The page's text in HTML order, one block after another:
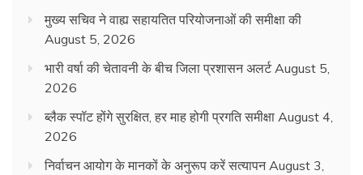
मुख्य सचिव ने वाह्य सहायतित परियोजनाओं की समीक्षा की
August 5, 2026
भारी वर्षा की चेतावनी के बीच जिला प्रशासन अलर्ट August 5,
2026
ब्लैक स्पॉट होंगे सुरक्षित, हर माह होगी प्रगति समीक्षा August 4,
2026
निर्वाचन आयोग के मानकों के अनुरूप करें सत्यापन August 3,